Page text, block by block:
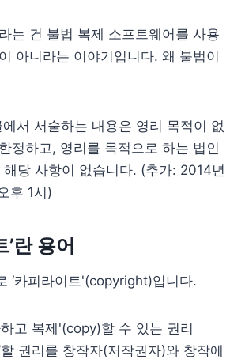
는 건 불법 복제 소프트웨어를 사용
아니라는 이야기입니다. 왜 불법이
에서 서술하는 내용은 영리 목적이 없
정하고, 영리를 목적으로 하는 법인
해당 사항이 없습니다. (추가: 2014년
후 1시)
’란 용어
‘카피라이트'(copyright)입니다.
하고 복제'(copy)할 수 있는 권리
할 권리를 창작자(저작권자)와 창작에